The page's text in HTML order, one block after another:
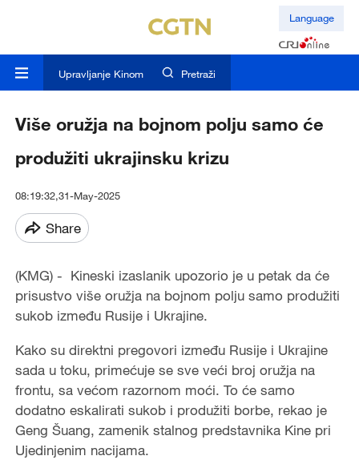
Language
Upravljanje Kinom Pretraži
Više oružja na bojnom polju samo će
produžiti ukrajinsku krizu
08:19:32,31-May-2025
Share
(KMG) - Kineski izaslanik upozorio je u petak da će
prisustvo više oružja na bojnom polju samo produžiti
sukob između Rusije i Ukrajine.
Kako su direktni pregovori između Rusije i Ukrajine
sada u toku, primećuje se sve veći broj oružja na
frontu, sa većom razornom moći. To će samo
dodatno eskalirati sukob i produžiti borbe, rekao je
Geng Šuang, zamenik stalnog predstavnika Kine pri
Ujedinjenim nacijama.